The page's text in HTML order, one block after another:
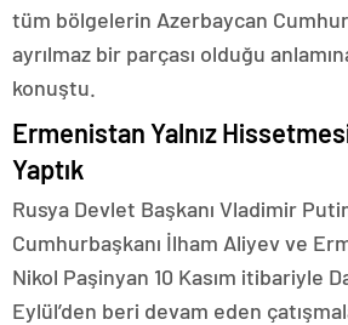
tüm bölgelerin Azerbaycan
ayrılmaz bir parçası olduğu
konuştu.
Ermenistan Yalnız
Yaptık
Rusya Devlet Başkanı Vladimir
Cumhurbaşkanı İlham Aliyev ve
Nikol Paşinyan 10 Kasım itibariyle
Eylül’den beri devam eden